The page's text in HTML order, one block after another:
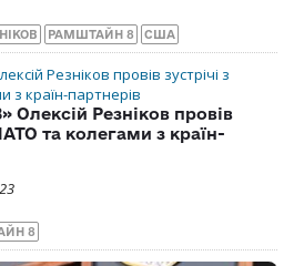
РАМШТАЙН 8 США
Олексій Резніков провів
та колегами з країн-
8